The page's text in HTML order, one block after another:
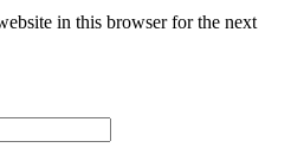
in this browser for the next